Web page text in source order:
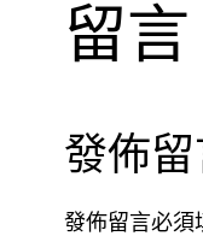
留言
發佈
發佈留言必須